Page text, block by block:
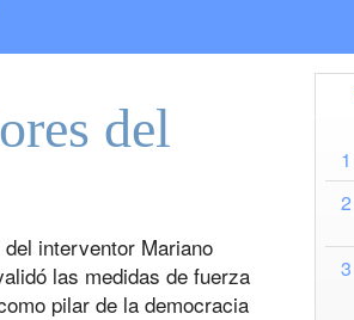
del
interventor Mariano
las medidas de fuerza
pilar de la democracia
1
2
3